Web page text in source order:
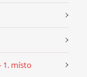
1. místo